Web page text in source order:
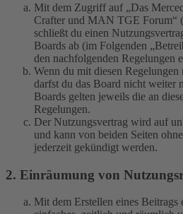
Mit dem Zugriff auf „Das
Crafter und MAN TGE Forum“
schließt du einen
Boards ab (im Folgenden
den nachfolgenden Regelungen
Wenn du mit diesen
darfst du das Board nicht weiter
Boards gelten jeweils die an
Regelungen.
Der Nutzungsvertrag wird auf
und kann von beiden Seiten
jederzeit gekündigt werden.
2. Einräumung von
Mit dem Erstellen eines Beitrags